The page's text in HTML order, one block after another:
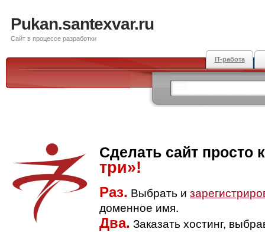
Pukan.santexvar.ru
Сайт в процессе разработки
IT-работа
Сделать сайт просто
три»!
Раз. Выбрать и
доменное имя.
Два. Заказать хостинг,